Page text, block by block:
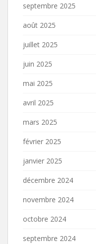
septembre 2025
août 2025
juillet 2025
juin 2025
mai 2025
avril 2025
mars 2025
février 2025
janvier 2025
décembre 2024
novembre 2024
octobre 2024
septembre 2024